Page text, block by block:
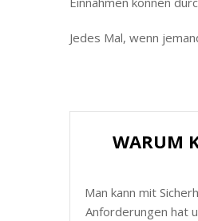
Jedes Mal, wenn
WARUM
Man kann mit
Anforderungen hat